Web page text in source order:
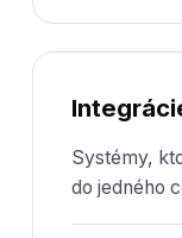
Systémy,
do jedného